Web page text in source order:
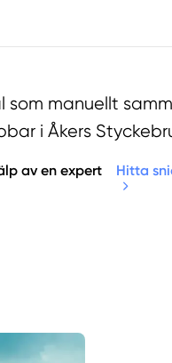
som manuellt
i Åkers
av en expert Hitta